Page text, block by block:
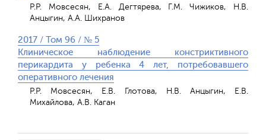
Р.Р. Мовсесян, Е.А. Дегтярева, Г.М. Чижиков, Н.В.
Анцыгин, А.А. Шихранов
2017 / Том 96 / № 5
Клиническое наблюдение констриктивного
перикардита у ребенка 4 лет, потребовавшего
оперативного лечения
Р.Р. Мовсесян, Е.В. Глотова, Н.В. Анцыгин, Е.В.
Михайлова, А.В. Каган